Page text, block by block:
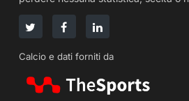
Calcio e dati forniti da